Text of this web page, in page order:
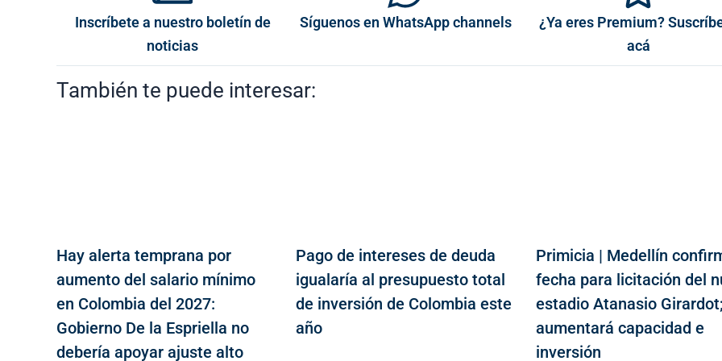
Inscríbete a nuestro boletín de
noticias
Síguenos en WhatsApp channels
¿Ya eres Premium?
acá
También te puede interesar:
Hay alerta temprana por
aumento del salario mínimo
en Colombia del 2027:
Gobierno De la Espriella no
debería apoyar ajuste alto
Pago de intereses de deuda
igualaría al presupuesto total
de inversión de Colombia este
año
Primicia | Medellín
fecha para licitación del
estadio Atanasio Girardot;
aumentará capacidad e
inversión